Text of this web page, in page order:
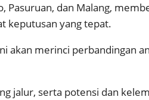
Pasuruan, dan Malang,
keputusan yang tepat.
akan merinci perbandingan
jalur, serta potensi dan